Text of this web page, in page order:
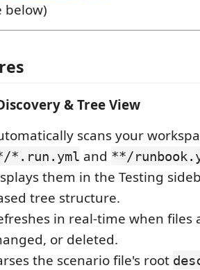
below)
& Tree View
scans your
*.run.yml and **/
them in the Testing
tree structure.
in real-time when files
or deleted.
the scenario file's root